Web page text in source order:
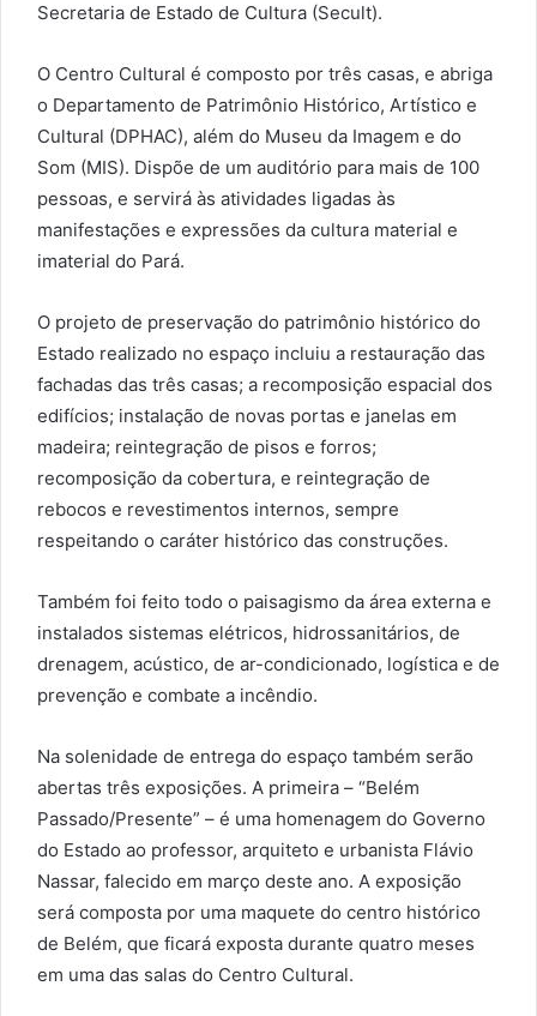
Secretaria de Estado de Cultura (Secult).
O Centro Cultural é composto por três casas, e abriga
o Departamento de Patrimônio Histórico, Artístico e
Cultural (DPHAC), além do Museu da Imagem e do
Som (MIS). Dispõe de um auditório para mais de 100
pessoas, e servirá às atividades ligadas às
manifestações e expressões da cultura material e
imaterial do Pará.
O projeto de preservação do patrimônio histórico do
Estado realizado no espaço incluiu a restauração das
fachadas das três casas; a recomposição espacial dos
edifícios; instalação de novas portas e janelas em
madeira; reintegração de pisos e forros;
recomposição da cobertura, e reintegração de
rebocos e revestimentos internos, sempre
respeitando o caráter histórico das construções.
Também foi feito todo o paisagismo da área externa e
instalados sistemas elétricos, hidrossanitários, de
drenagem, acústico, de ar-condicionado, logística e de
prevenção e combate a incêndio.
Na solenidade de entrega do espaço também serão
abertas três exposições. A primeira – “Belém
Passado/Presente” – é uma homenagem do Governo
do Estado ao professor, arquiteto e urbanista Flávio
Nassar, falecido em março deste ano. A exposição
será composta por uma maquete do centro histórico
de Belém, que ficará exposta durante quatro meses
em uma das salas do Centro Cultural.